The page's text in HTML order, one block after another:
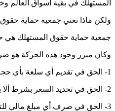
المستهلك في بقية أسواق العالم
ولكن ماذا تعني جمعية حماية
جمعية حماية حقوق المستهلك هي
وكان مبرر وجود هذه الحركة هو
1- الحق في تقديم أي سلعة بأي حجم وبأي شكل يريده البائع بشرط أن تكون آمنة، وإن كان بها ضرر بالصحة فيجب أن تحتوي على تحذير واضح يبين أضرارها.
2- الحق في تحديد السعر بشرط ألا يكون هناك أي تمييز بين المشترين.
3- الحق في صرف أي مبلغ مالي للترويج للسلعة ما دام ذلك في حدود المنافسة القانونية.